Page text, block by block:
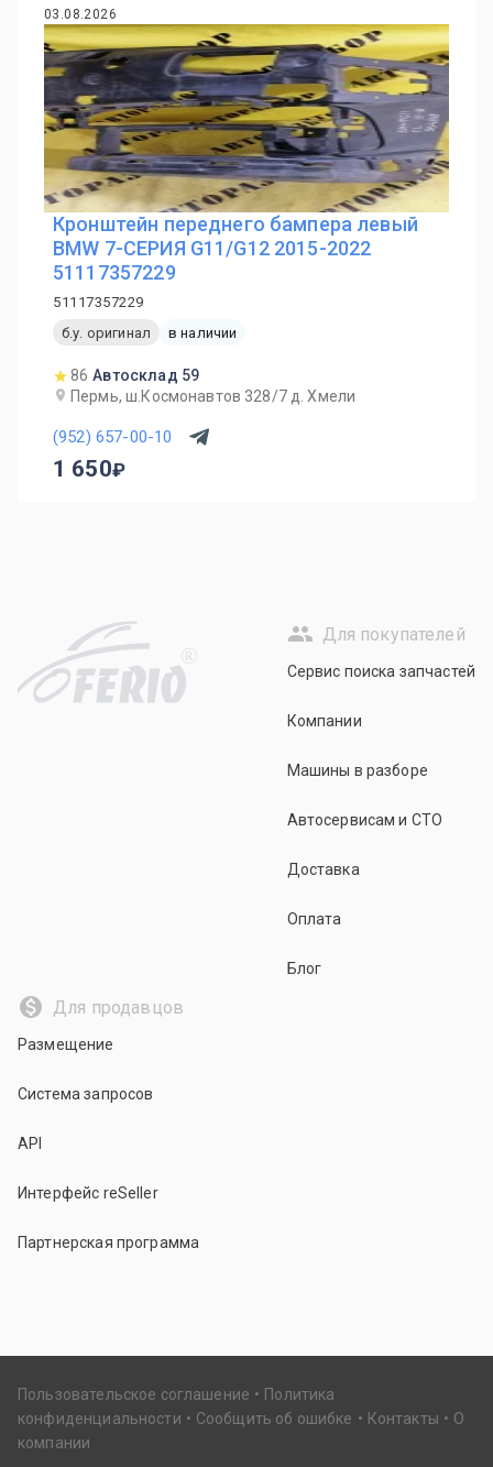
03.08.2026
Кронштейн переднего бампера левый
BMW 7-СЕРИЯ G11/G12 2015-2022
51117357229
51117357229
б.у. оригинал
в наличии
86 Автосклад 59
Пермь, ш.Космонавтов 328/7 д. Хмели
(952) 657-00-10
1 650
R
Для покупателей
Сервис поиска запчастей
Компании
Машины в разборе
Автосервисам и СТО
Доставка
Оплата
Блог
Для продавцов
Размещение
Система запросов
API
Интерфейс reSeller
Партнерская программа
Пользовательское соглашение
Политика
конфиденциальности
Сообщить об ошибке Контакты
О
компании